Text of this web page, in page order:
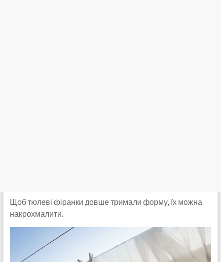
Щоб тюлеві фіранки довше тримали форму, їх можна
накрохмалити.